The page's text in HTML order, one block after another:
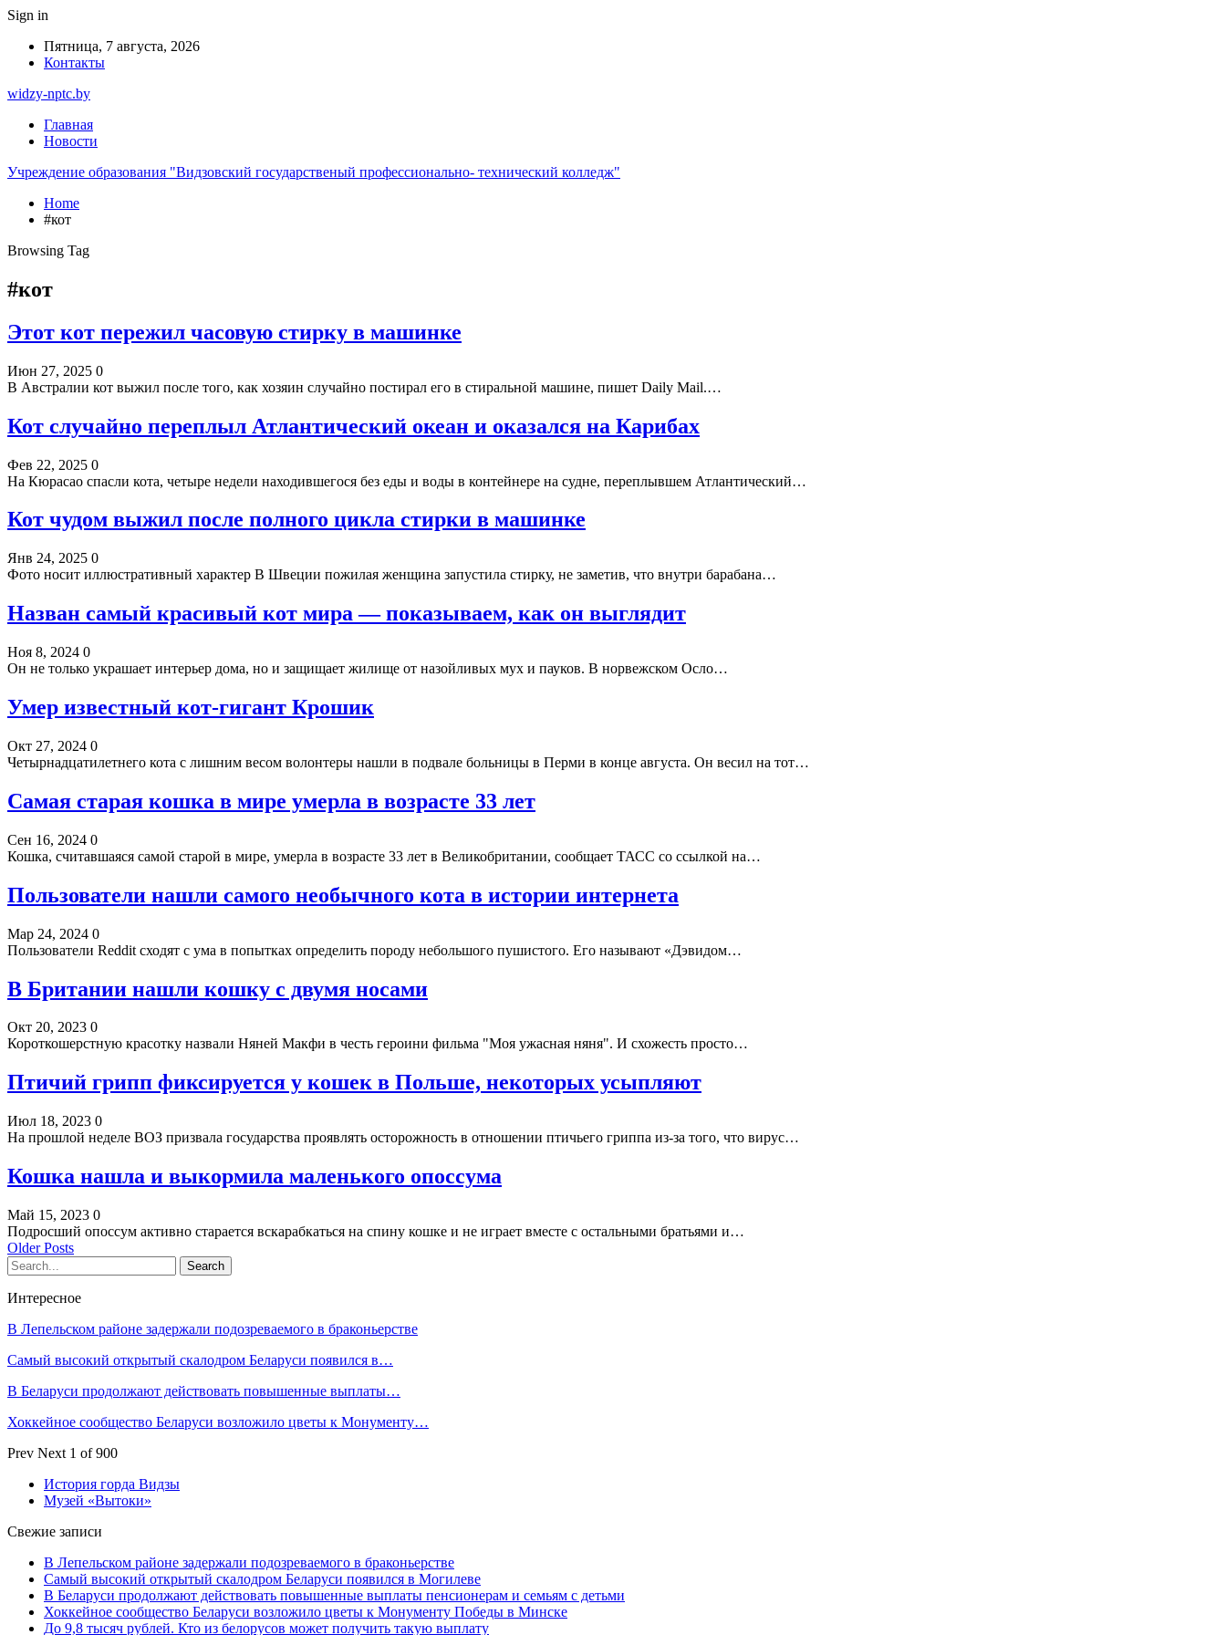
Sign in
Пятница, 7 августа, 2026
Контакты
widzy-nptc.by
Главная
Новости
Учреждение образования "Видзовский государственый профессионально- технический колледж"
Home
#кот
Browsing Tag
#кот
Этот кот пережил часовую стирку в машинке
Июн 27, 2025 0
В Австралии кот выжил после того, как хозяин случайно постирал его в стиральной машине, пишет Daily Mail.…
Кот случайно переплыл Атлантический океан и оказался на Карибах
Фев 22, 2025 0
На Кюрасао спасли кота, четыре недели находившегося без еды и воды в контейнере на судне, переплывшем Атлантический…
Кот чудом выжил после полного цикла стирки в машинке
Янв 24, 2025 0
Фото носит иллюстративный характер В Швеции пожилая женщина запустила стирку, не заметив, что внутри барабана…
Назван самый красивый кот мира — показываем, как он выглядит
Ноя 8, 2024 0
Он не только украшает интерьер дома, но и защищает жилище от назойливых мух и пауков. В норвежском Осло…
Умер известный кот-гигант Крошик
Окт 27, 2024 0
Четырнадцатилетнего кота с лишним весом волонтеры нашли в подвале больницы в Перми в конце августа. Он весил на тот…
Самая старая кошка в мире умерла в возрасте 33 лет
Сен 16, 2024 0
Кошка, считавшаяся самой старой в мире, умерла в возрасте 33 лет в Великобритании, сообщает ТАСС со ссылкой на…
Пользователи нашли самого необычного кота в истории интернета
Мар 24, 2024 0
Пользователи Reddit сходят с ума в попытках определить породу небольшого пушистого. Его называют «Дэвидом…
В Британии нашли кошку с двумя носами
Окт 20, 2023 0
Короткошерстную красотку назвали Няней Макфи в честь героини фильма "Моя ужасная няня". И схожесть просто…
Птичий грипп фиксируется у кошек в Польше, некоторых усыпляют
Июл 18, 2023 0
На прошлой неделе ВОЗ призвала государства проявлять осторожность в отношении птичьего гриппа из-за того, что вирус…
Кошка нашла и выкормила маленького опоссума
Май 15, 2023 0
Подросший опоссум активно старается вскарабкаться на спину кошке и не играет вместе с остальными братьями и…
Older Posts
Интересное
В Лепельском районе задержали подозреваемого в браконьерстве
Самый высокий открытый скалодром Беларуси появился в…
В Беларуси продолжают действовать повышенные выплаты…
Хоккейное сообщество Беларуси возложило цветы к Монументу…
Prev Next 1 of 900
История горда Видзы
Музей «Вытоки»
Свежие записи
В Лепельском районе задержали подозреваемого в браконьерстве
Самый высокий открытый скалодром Беларуси появился в Могилеве
В Беларуси продолжают действовать повышенные выплаты пенсионерам и семьям с детьми
Хоккейное сообщество Беларуси возложило цветы к Монументу Победы в Минске
До 9,8 тысяч рублей. Кто из белорусов может получить такую выплату